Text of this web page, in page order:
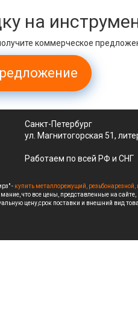
на
коммерческое
Санкт-Петербург
ул. Магнитогорская 51,
Работаем по всей РФ и СНГ
- купить металлорежущий,
что все цены, представленные на
цену,срок поставки и внешний вид